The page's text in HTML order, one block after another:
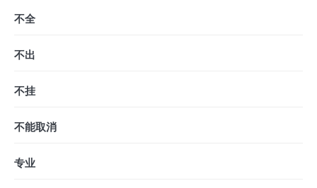
不全
不出
不挂
不能取消
专业